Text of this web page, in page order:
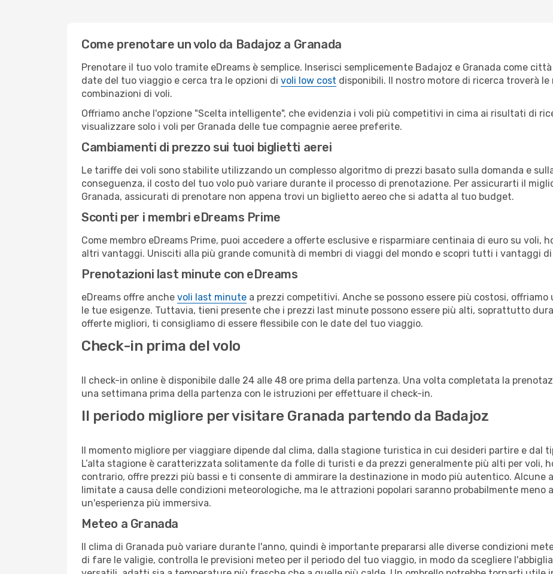
Come prenotare un volo da Badajoz a Granada
Prenotare il tuo volo tramite eDreams è semplice. Inserisci semplicemente Badajoz e Granada come
date del tuo viaggio e cerca tra le opzioni di voli low cost disponibili. Il nostro motore di ricerca troverà
combinazioni di voli.
Offriamo anche l'opzione "Scelta intelligente", che evidenzia i voli più competitivi in cima ai risultati di
visualizzare solo i voli per Granada delle tue compagnie aeree preferite.
Cambiamenti di prezzo sui tuoi biglietti aerei
Le tariffe dei voli sono stabilite utilizzando un complesso algoritmo di prezzi basato sulla domanda e
conseguenza, il costo del tuo volo può variare durante il processo di prenotazione. Per assicurarti il
Granada, assicurati di prenotare non appena trovi un biglietto aereo che si adatta al tuo budget.
Sconti per i membri eDreams Prime
Come membro eDreams Prime, puoi accedere a offerte esclusive e risparmiare centinaia di euro su voli,
altri vantaggi. Unisciti alla più grande comunità di membri di viaggi del mondo e scopri tutti i vantaggi di
Prenotazioni last minute con eDreams
eDreams offre anche voli last minute a prezzi competitivi. Anche se possono essere più costosi,
le tue esigenze. Tuttavia, tieni presente che i prezzi last minute possono essere più alti, soprattutto
offerte migliori, ti consigliamo di essere flessibile con le date del tuo viaggio.
Check-in prima del volo
Il check-in online è disponibile dalle 24 alle 48 ore prima della partenza. Una volta completata la
una settimana prima della partenza con le istruzioni per effettuare il check-in.
Il periodo migliore per visitare Granada partendo da Badajoz
Il momento migliore per viaggiare dipende dal clima, dalla stagione turistica in cui desideri partire e dal
L’alta stagione è caratterizzata solitamente da folle di turisti e da prezzi generalmente più alti per voli,
contrario, offre prezzi più bassi e ti consente di ammirare la destinazione in modo più autentico. Alcune
limitate a causa delle condizioni meteorologiche, ma le attrazioni popolari saranno probabilmente meno
un'esperienza più immersiva.
Meteo a Granada
Il clima di Granada può variare durante l'anno, quindi è importante prepararsi alle diverse condizioni
di fare le valigie, controlla le previsioni meteo per il periodo del tuo viaggio, in modo da scegliere